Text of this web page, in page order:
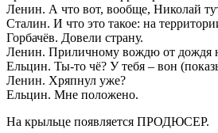
Ленин. А что вот, вообще, Николай
Сталин. И что это такое: на
Горбачёв. Довели страну.
Ленин. Приличному вождю от дождя
Ельцин. Ты-то чё? У тебя – вон
Ленин. Хряпнул уже?
Ельцин. Мне положено.
На крыльце появляется ПРОДЮСЕР.